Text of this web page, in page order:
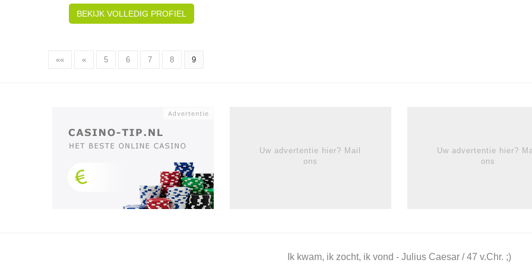
BEKIJK VOLLEDIG PROFIEL
«« « 5 6 7 8 9
Uw advertentie hier? Mail
ons
Uw advertentie hier?
ons
Ik kwam, ik zocht, ik vond - Julius Caesar / 47 v.Chr. ;)